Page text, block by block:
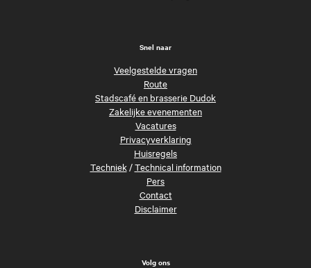
Snel naar
Veelgestelde vragen
Route
Stadscafé en brasserie Dudok
Zakelijke evenementen
Vacatures
Privacyverklaring
Huisregels
Techniek/Technical information
Pers
Contact
Disclaimer
Volg ons